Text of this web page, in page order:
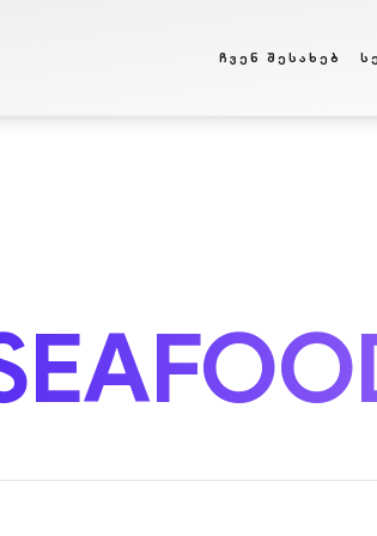
ᲩᲕᲔᲜ ᲨᲔᲡᲐᲮᲔᲑ